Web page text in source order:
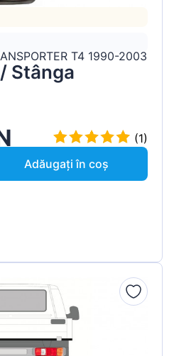
T4 1990-2003
Stânga
(1)
Adăugați în coș